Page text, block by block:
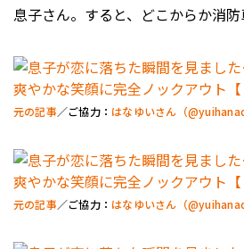
息子さん。すると、どこからか消
元の記事／ご協力： はなゆいさん（
元の記事／ご協力： はなゆいさん（